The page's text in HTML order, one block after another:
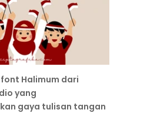
Halimum dari
yang
gaya tulisan tangan